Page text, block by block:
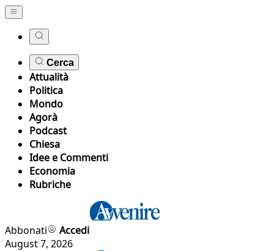
Cerca
Attualità
Politica
Mondo
Agorà
Podcast
Chiesa
Idee e Commenti
Economia
Rubriche
Abbonati
Accedi
August 7, 2026